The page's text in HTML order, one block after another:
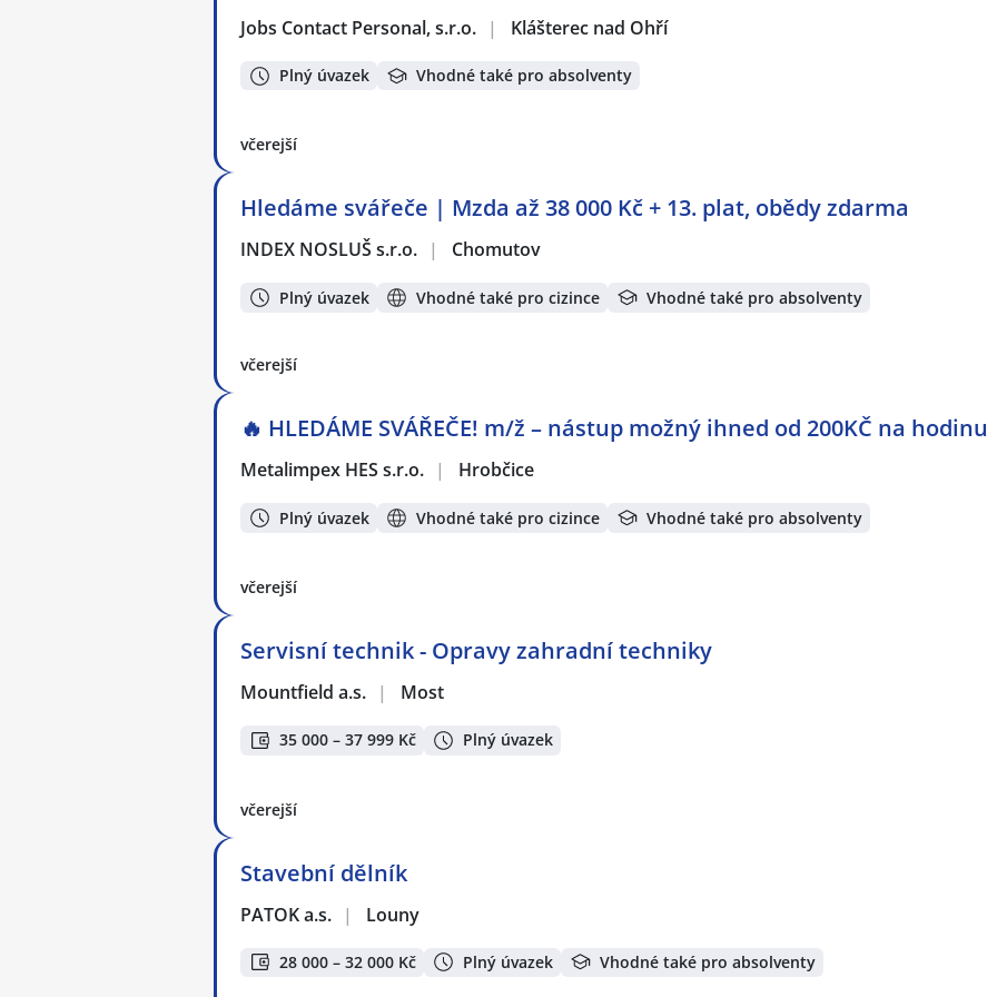
Jobs Contact Personal, s.r.o. | Klášterec nad Ohří
Plný úvazek Vhodné také pro absolventy
včerejší
Hledáme svářeče | Mzda až 38 000 Kč + 13. plat, obědy zdarma
INDEX NOSLUŠ s.r.o. | Chomutov
Plný úvazek Vhodné také pro cizince Vhodné také pro absolventy
včerejší
🔥 HLEDÁME SVÁŘEČE! m/ž – nástup možný ihned od 200KČ na hodinu
Metalimpex HES s.r.o. | Hrobčice
Plný úvazek Vhodné také pro cizince Vhodné také pro absolventy
včerejší
Servisní technik - Opravy zahradní techniky
Mountfield a.s. | Most
35 000 – 37 999 Kč Plný úvazek
včerejší
Stavební dělník
PATOK a.s. | Louny
28 000 – 32 000 Kč Plný úvazek Vhodné také pro absolventy